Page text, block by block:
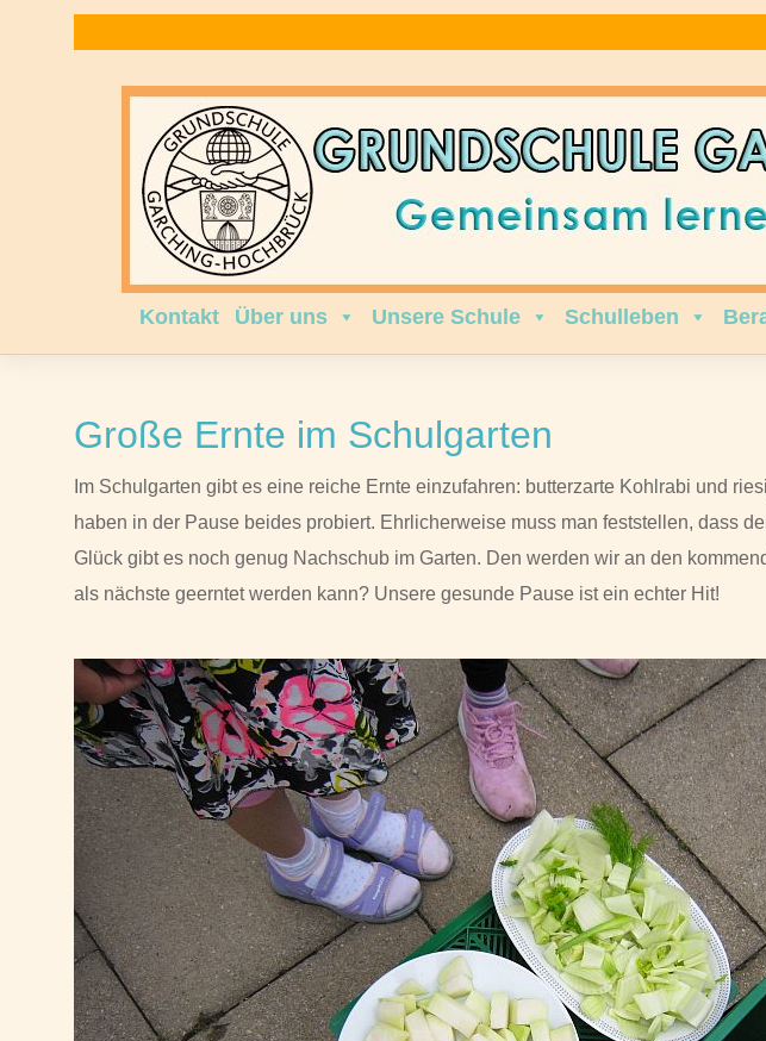
Kontakt Über uns Unsere Schule Schulleben
Große Ernte im Schulgarten
Im Schulgarten gibt es eine reiche Ernte einzufahren: butterzarte Kohlrabi und
haben in der Pause beides probiert. Ehrlicherweise muss man feststellen, dass
Glück gibt es noch genug Nachschub im Garten. Den werden wir an den
als nächste geerntet werden kann? Unsere gesunde Pause ist ein echter Hit!